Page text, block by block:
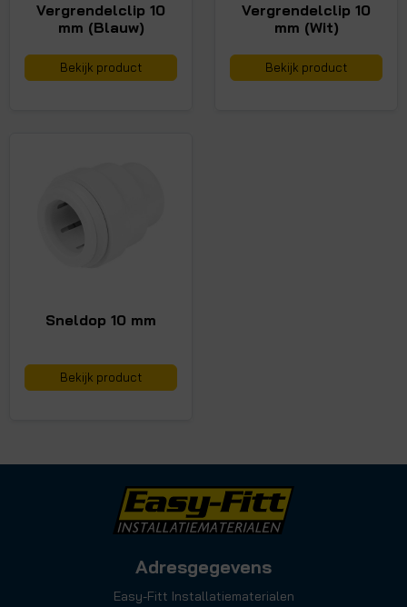
Vergrendelclip 10
mm (Blauw)
Bekijk product
Vergrendelclip 10
mm (Wit)
Bekijk product
Sneldop 10 mm
Bekijk product
Adresgegevens
Easy-Fitt Installatiematerialen